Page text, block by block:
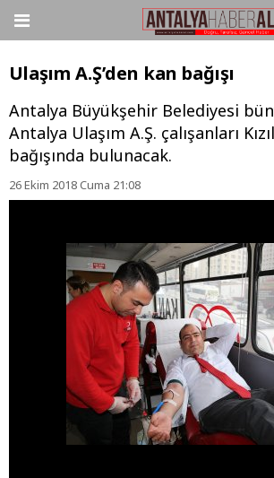
Ulaşım A.Ş’den kan bağışı
Antalya Büyükşehir Belediyesi
Antalya Ulaşım A.Ş. çalışanları
bağışında bulunacak.
26 Ekim 2018 Cuma 21:08